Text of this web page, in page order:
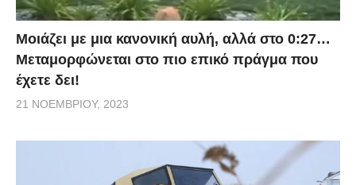
Μοιάζει με μια κανονική αυλή, αλλά στο 0:27…
Μεταμορφώνεται στο πιο επικό πράγμα που
έχετε δει!
21 ΝΟΕΜΒΡΊΟΥ, 2023